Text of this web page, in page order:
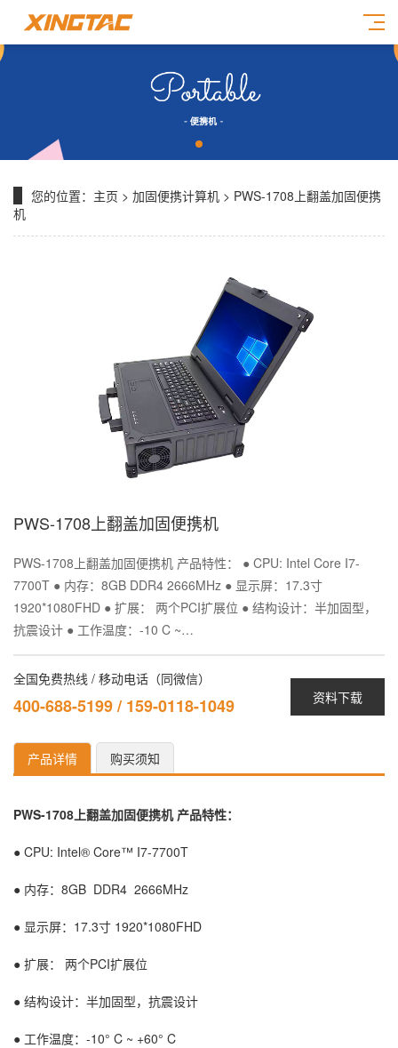
您的位置： 主页 > 加固便携计算机 > PWS-1708上翻盖加固便携
机
PWS-1708上翻盖加固便携机
PWS-1708上翻盖加固便携机 产品特性： ● CPU: Intel Core I7-
7700T ● 内存：8GB DDR4 2666MHz ● 显示屏：17.3寸
1920*1080FHD ● 扩展： 两个PCI扩展位 ● 结构设计：半加固型，
抗震设计 ● 工作温度：-10 C ~…
资料下载
全国免费热线 / 移动电话（同微信）
400-688-5199 / 159-0118-1049
产品详情 购买须知
PWS-1708上翻盖加固便携机 产品特性：
● CPU: Intel® Core™ I7-7700T
● 内存：8GB DDR4 2666MHz
● 显示屏：17.3寸 1920*1080FHD
● 扩展： 两个PCI扩展位
● 结构设计：半加固型，抗震设计
● 工作温度：-10° C ~ +60° C